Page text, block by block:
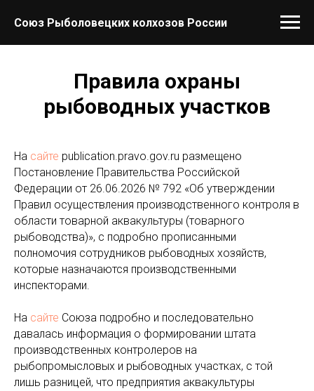
Союз Рыболовецких колхозов России
Правила охраны
рыбоводных участков
На сайте publication.pravo.gov.ru размещено
Постановление Правительства Российской
Федерации от 26.06.2026 № 792 «Об утверждении
Правил осуществления производственного контроля в
области товарной аквакультуры (товарного
рыбоводства)», с подробно прописанными
полномочия сотрудников рыбоводных хозяйств,
которые назначаются производственными
инспекторами.
На сайте Союза подробно и последовательно
давалась информация о формировании штата
производственных контролеров на
рыбопромысловых и рыбоводных участках, с той
лишь разницей, что предприятия аквакультуры